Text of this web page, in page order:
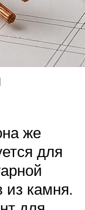
же
для
из камня.